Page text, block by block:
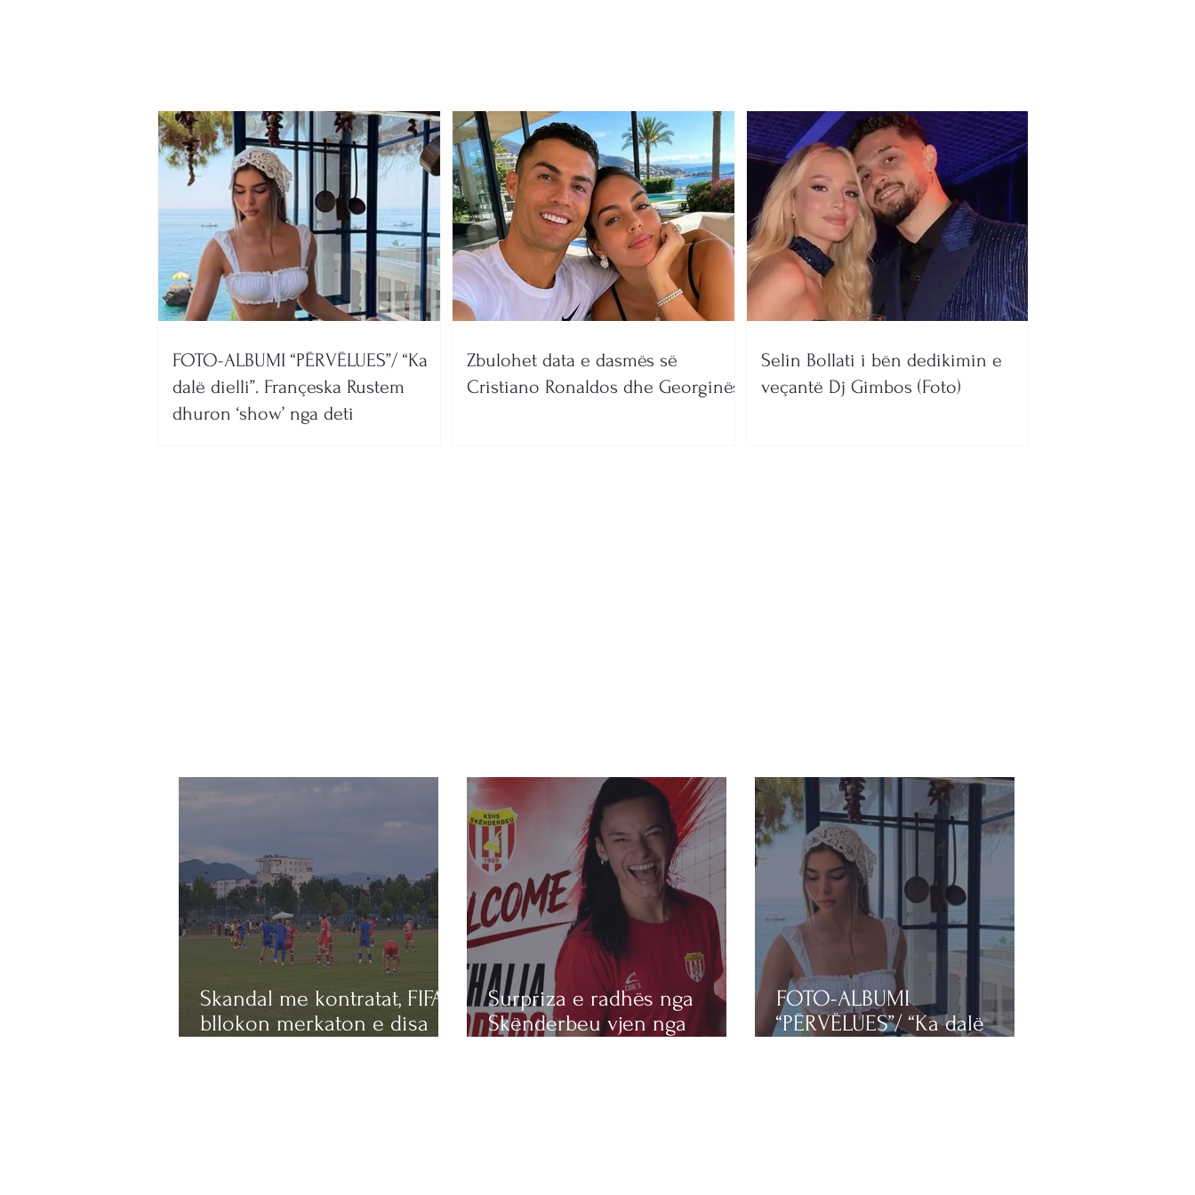
FOTO-ALBUMI “PËRVËLUES”/ “Ka
dalë dielli”. Françeska Rustem
dhuron ‘show’ nga deti
Zbulohet data e dasmës së
Cristiano Ronaldos dhe Georginës
Selin Bollati i bën dedikimin e
veçantë Dj Gimbos (Foto)
Skandal me kontratat, FIFA
bllokon merkaton e disa
Surpriza e radhës nga
Skënderbeu vjen nga
FOTO-ALBUMI
“PËRVËLUES”/ “Ka dalë